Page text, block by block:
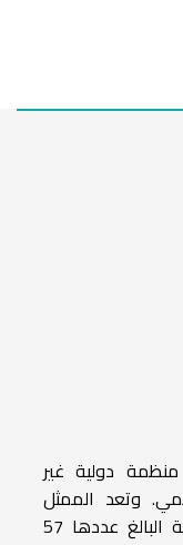
منظمة دولية غير
وتعد الممثل
الأكبر للقطاع الخاص في الدول الإسلامية البالغ عددها 57